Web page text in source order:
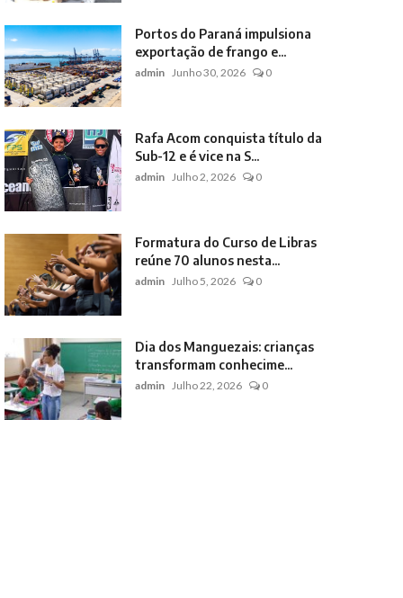
Portos do Paraná impulsiona
exportação de frango e...
admin Junho 30, 2026 0
Rafa Acom conquista título da
Sub-12 e é vice na S...
admin Julho 2, 2026 0
Formatura do Curso de Libras
reúne 70 alunos nesta...
admin Julho 5, 2026 0
Dia dos Manguezais: crianças
transformam conhecime...
admin Julho 22, 2026 0